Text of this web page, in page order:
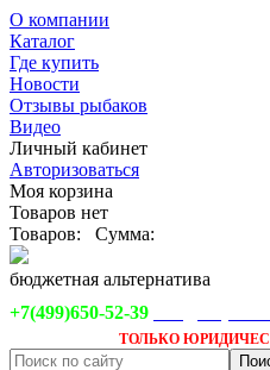
О компании
Каталог
Где купить
Новости
Отзывы рыбаков
Видео
Личный кабинет
Авторизоваться
Моя корзина
Товаров нет
Товаров:
Сумма:
бюджетная альтернатива
+7(499)650-52-39
ТОЛЬКО